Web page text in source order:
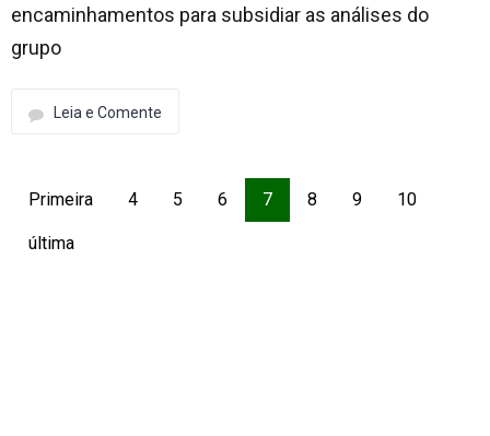
encaminhamentos para subsidiar as análises do
grupo
Leia e Comente
Primeira 4 5 6 7 8 9 10
última